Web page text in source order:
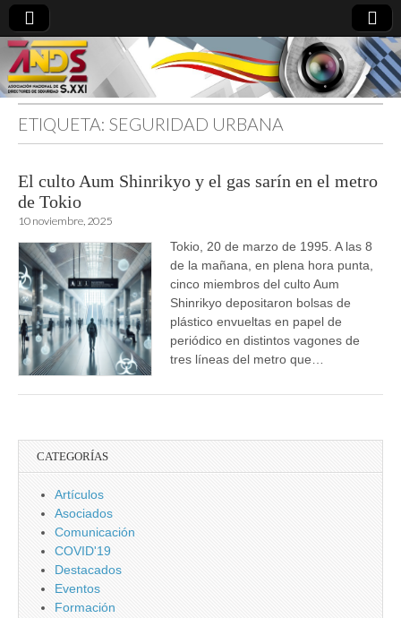
directoresdeseguridad.es
ETIQUETA: SEGURIDAD URBANA
El culto Aum Shinrikyo y el gas sarín en el metro
de Tokio
10 noviembre, 2025
Tokio, 20 de marzo de 1995. A las 8
de la mañana, en plena hora punta,
cinco miembros del culto Aum
Shinrikyo depositaron bolsas de
plástico envueltas en papel de
periódico en distintos vagones de
tres líneas del metro que…
CATEGORÍAS
Artículos
Asociados
Comunicación
COVID'19
Destacados
Eventos
Formación